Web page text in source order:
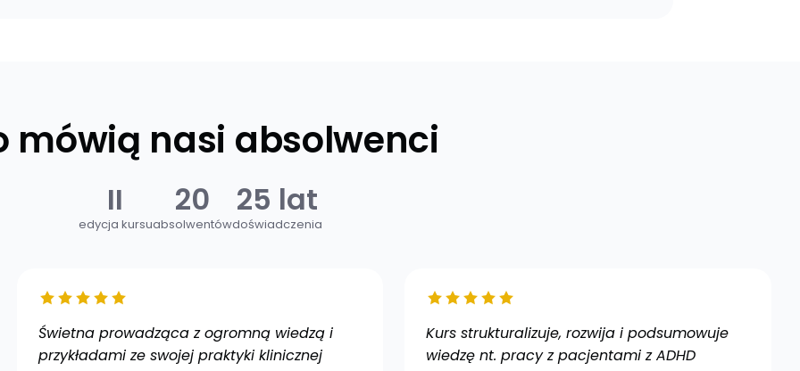
mówią nasi absolwenci
II
edycja kursu
20
absolwentów
25 lat
doświadczenia
Świetna prowadząca z ogromną wiedzą i
przykładami ze swojej praktyki klinicznej
Kurs strukturalizuje, rozwija i podsumowuje
wiedzę nt. pracy z pacjentami z ADHD